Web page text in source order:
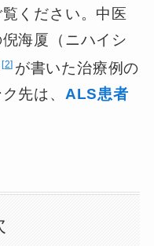
ください。中医
海厦（ニハイシ
2 が書いた治療例の
先は、 ALS患者